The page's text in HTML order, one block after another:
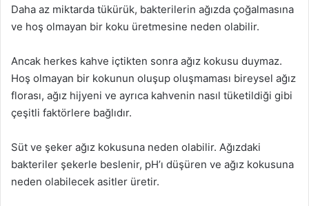
Daha az miktarda tükürük, bakterilerin ağızda çoğalmasına
ve hoş olmayan bir koku üretmesine neden olabilir.
Ancak herkes kahve içtikten sonra ağız kokusu duymaz.
Hoş olmayan bir kokunun oluşup oluşmaması bireysel ağız
florası, ağız hijyeni ve ayrıca kahvenin nasıl tüketildiği gibi
çeşitli faktörlere bağlıdır.
Süt ve şeker ağız kokusuna neden olabilir. Ağızdaki
bakteriler şekerle beslenir, pH’ı düşüren ve ağız kokusuna
neden olabilecek asitler üretir.